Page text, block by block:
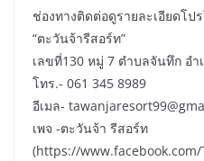
ช่องทางติดต่อดูรายละเอียดโ
“ตะวันจ้ารีสอร์ท”
เลขที่130 หมู่ 7 ตำบลจันทึก อ
โทร.- 061 345 8989
อีเมล-
เพจ -ตะวันจ้า รีสอร์ท
(https://www.facebook.com/